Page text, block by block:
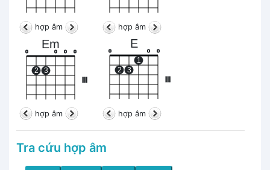
hợp âm hợp âm
Em
III
o
2 3
o o o
hợp âm
E
o
2 3
1
o o
hợp âm
Tra cứu hợp âm